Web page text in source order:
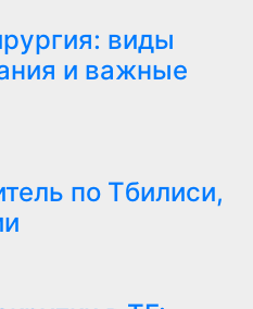
виды
и важные
по Тбилиси,